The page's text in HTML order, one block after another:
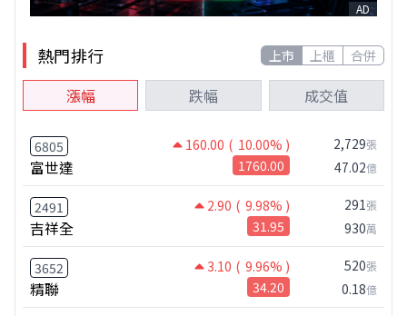
AD
熱門排行 上市 上櫃 合併
漲幅 跌幅 成交值
6805 160.00 ( 10.00% )
富世達 1760.00
2,729張
47.02億
2491 2.90 ( 9.98% )
吉祥全 31.95
291張
930萬
3652 3.10 ( 9.96% )
精聯 34.20
520張
0.18億